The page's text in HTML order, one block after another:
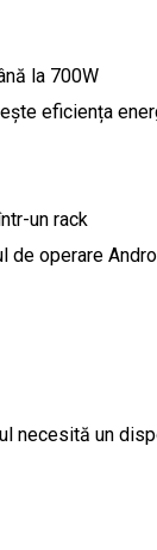
la 700W
eficiența
un rack
operare
necesită un